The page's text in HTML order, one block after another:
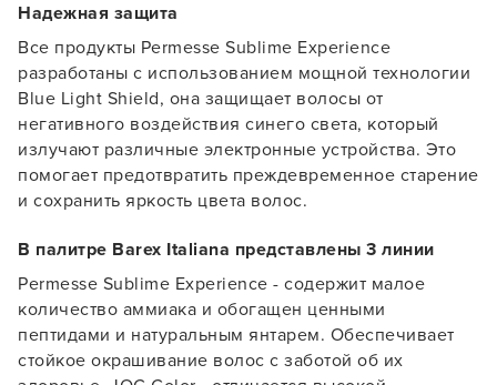
Надежная защита
Все продукты Permesse Sublime Experience
разработаны с использованием мощной технологии
Blue Light Shield, она защищает волосы от
негативного воздействия синего света, который
излучают различные электронные устройства. Это
помогает предотвратить преждевременное старение
и сохранить яркость цвета волос.
В палитре Barex Italiana представлены 3 линии
Permesse Sublime Experience - содержит малое
количество аммиака и обогащен ценными
пептидами и натуральным янтарем. Обеспечивает
стойкое окрашивание волос с заботой об их
Заяц–робот
В новом приложении RedHare Market для Android
смотреть товары и оформлять заказы — удобнее и
намного быстрее!